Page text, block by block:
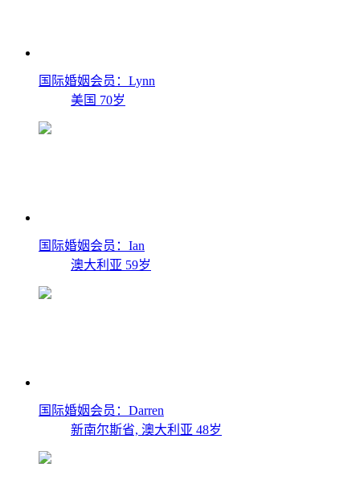
国际婚姻会员：Lynn
美国 70岁
国际婚姻会员：Ian
澳大利亚 59岁
国际婚姻会员：Darren
新南尔斯省, 澳大利亚 48岁